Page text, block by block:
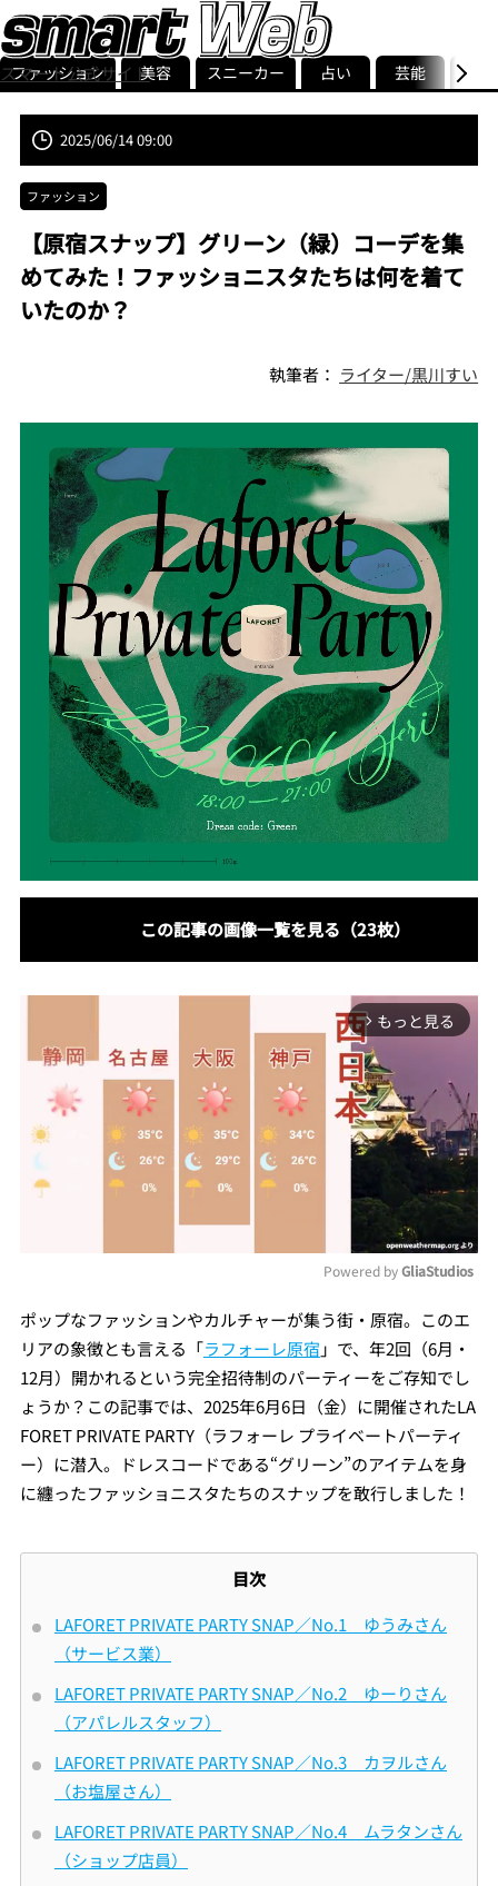
スマート公式サイト
smart最新号
記事一覧ランキング
ストリ
ファッション 美容 スニーカー 占い 芸能 グル
2025/06/14 09:00
ファッション
【原宿スナップ】グリーン（緑）コーデを集
めてみた！ファッショニスタたちは何を着て
いたのか？
執筆者： ライター/黒川すい
この記事の画像一覧を見る（23枚）
arrow_forward_ios もっと見る
Mute
Powered by GliaStudios
ポップなファッションやカルチャーが集う街・原宿。このエ
リアの象徴とも言える「ラフォーレ原宿 」で、年2回（6月・
12月）開かれるという完全招待制のパーティーをご存知でし
ょうか？この記事では、2025年6月6日（金）に開催されたLA
FORET PRIVATE PARTY（ラフォーレ プライベートパーティ
ー）に潜入。ドレスコードである“グリーン”のアイテムを身
に纏ったファッショニスタたちのスナップを敢行しました！
目次
LAFORET PRIVATE PARTY SNAP／No.1 ゆうみさん
（サービス業）
LAFORET PRIVATE PARTY SNAP／No.2 ゆーりさん
（アパレルスタッフ）
LAFORET PRIVATE PARTY SNAP／No.3 カヲルさん
（お塩屋さん）
LAFORET PRIVATE PARTY SNAP／No.4 ムラタンさん
（ショップ店員）